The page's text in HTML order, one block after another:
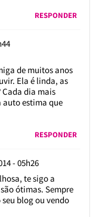
RESPONDER
de muitos anos
Ela é linda, as
dia mais
estima que
RESPONDER
- 05h26
te sigo a
ótimas. Sempre
blog ou vendo